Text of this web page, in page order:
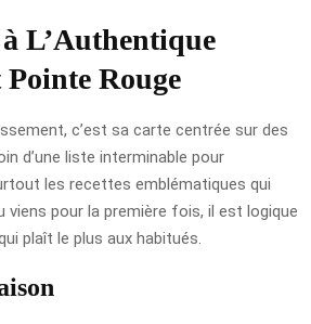
L’Authentique
Pointe Rouge
c’est sa carte centrée sur des
d’une liste interminable pour
les recettes emblématiques qui
pour la première fois, il est logique
plaît le plus aux habitués.